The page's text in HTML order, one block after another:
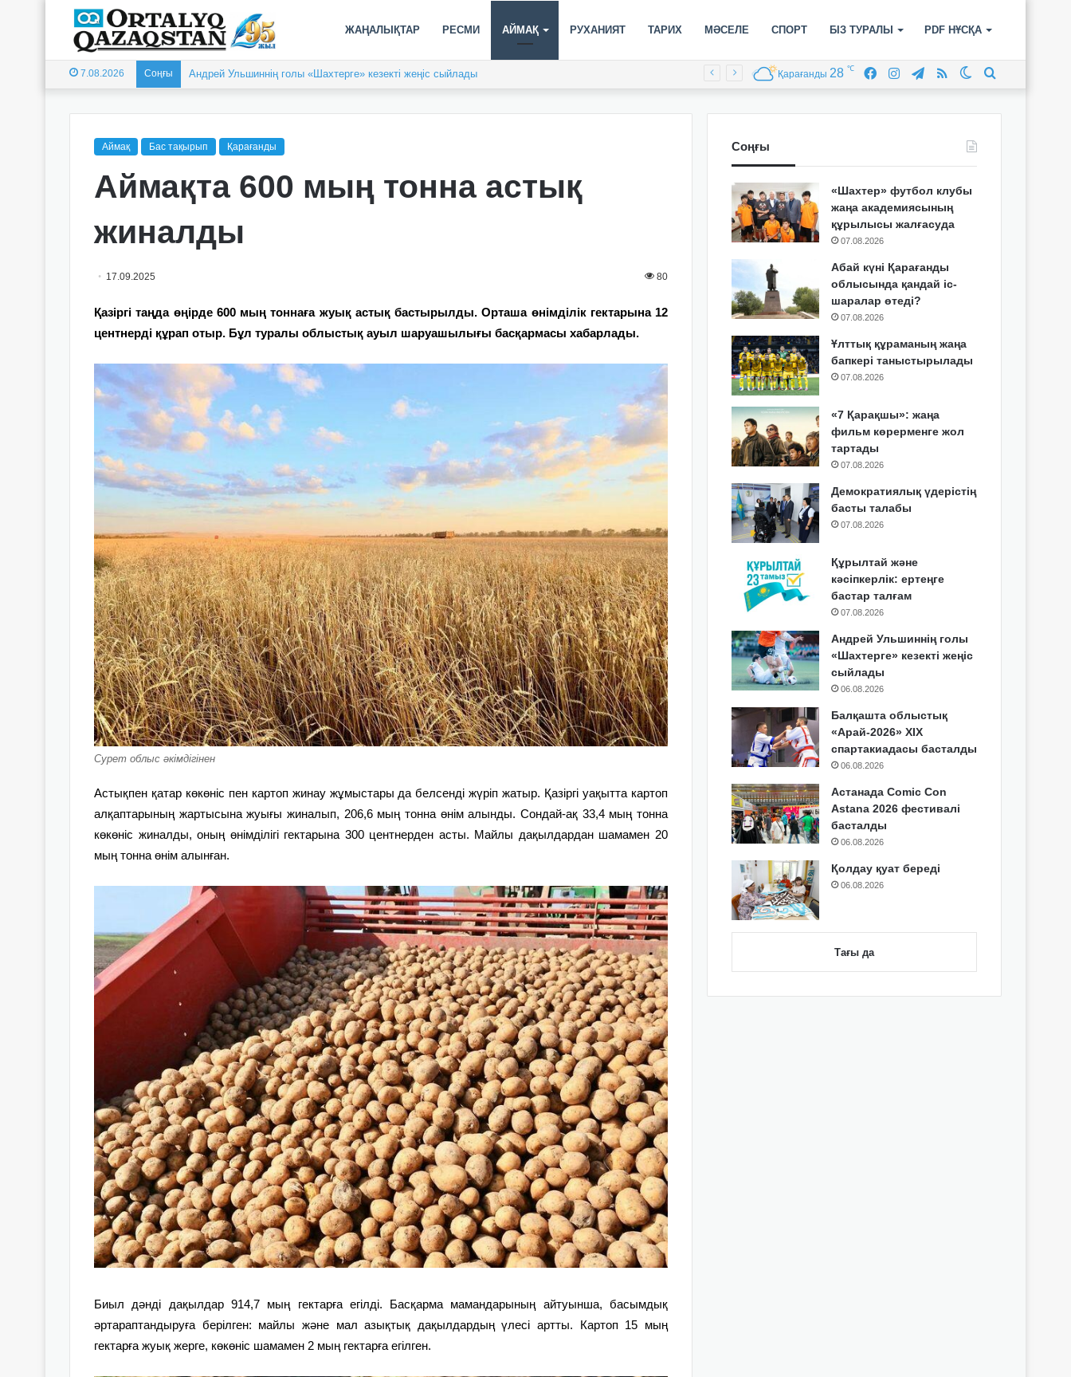
ЖАҢАЛЫҚТАР РЕСМИ АЙМАҚ РУХАНИЯТ ТАРИХ МӘСЕЛЕ СПОРТ БІЗ ТУРАЛЫ PDF НҰСҚА
7.08.2026 Соңғы Андрей Ульшиннің голы «Шахтерге» кезекті жеңіс сыйлады Switch
RSS
Telegram
Instagram
Facebook
Қарағанды 28 ℃
Аймақ Бас тақырып Қарағанды
Аймақта 600 мың тонна астық
жиналды
17.09.2025 80
Қазіргі таңда өңірде 600 мың тоннаға жуық астық бастырылды. Орташа өнімділік гектарына 12
центнерді құрап отыр. Бұл туралы облыстық ауыл шаруашылығы басқармасы хабарлады.
Сурет облыс әкімдігінен
Астықпен қатар көкөніс пен картоп жинау жұмыстары да белсенді жүріп жатыр. Қазіргі уақытта картоп
алқаптарының жартысына жуығы жиналып, 206,6 мың тонна өнім алынды. Сондай-ақ 33,4 мың тонна
көкөніс жиналды, оның өнімділігі гектарына 300 центнерден асты. Майлы дақылдардан шамамен 20
мың тонна өнім алынған.
Биыл дәнді дақылдар 914,7 мың гектарға егілді. Басқарма мамандарының айтуынша, басымдық
әртараптандыруға берілген: майлы және мал азықтық дақылдардың үлесі артты. Картоп 15 мың
гектарға жуық жерге, көкөніс шамамен 2 мың гектарға егілген.
Соңғы
«Шахтер» футбол клубы
жаңа академиясының
құрылысы жалғасуда
07.08.2026
Абай күні Қарағанды
облысында қандай іс-
шаралар өтеді?
07.08.2026
Ұлттық құраманың жаңа
бапкері таныстырылады
07.08.2026
«7 Қарақшы»: жаңа
фильм көрерменге жол
тартады
07.08.2026
Демократиялық үдерістің
басты талабы
07.08.2026
Құрылтай және
кәсіпкерлік: ертеңге
бастар талғам
07.08.2026
Андрей Ульшиннің голы
«Шахтерге» кезекті жеңіс
сыйлады
06.08.2026
Балқашта облыстық
«Арай-2026» XIX
спартакиадасы басталды
06.08.2026
Астанада Comic Con
Astana 2026 фестивалі
басталды
06.08.2026
Қолдау қуат береді
06.08.2026
Тағы да